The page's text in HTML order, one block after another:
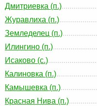
Дмитриевка (п.)
Журавлиха (п.)
Земледелец (п.)
Илингино (п.)
Исаково (с.)
Калиновка (п.)
Камышевка (п.)
Красная Нива (п.)